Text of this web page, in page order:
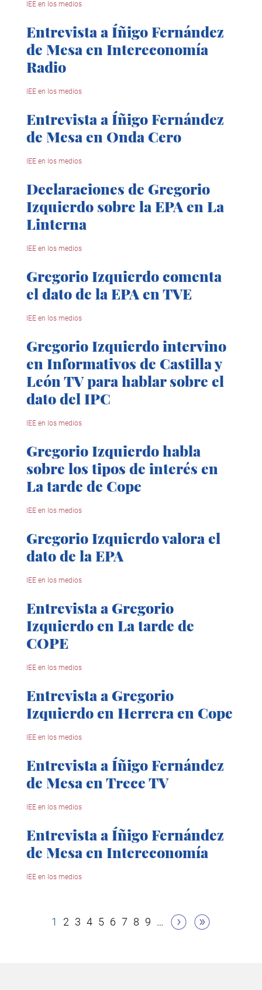
IEE en los medios
Entrevista a Íñigo Fernández
de Mesa en Intereconomía
Radio
IEE en los medios
Entrevista a Íñigo Fernández
de Mesa en Onda Cero
IEE en los medios
Declaraciones de Gregorio
Izquierdo sobre la EPA en La
Linterna
IEE en los medios
Gregorio Izquierdo comenta
el dato de la EPA en TVE
IEE en los medios
Gregorio Izquierdo intervino
en Informativos de Castilla y
León TV para hablar sobre el
dato del IPC
IEE en los medios
Gregorio Izquierdo habla
sobre los tipos de interés en
La tarde de Cope
IEE en los medios
Gregorio Izquierdo valora el
dato de la EPA
IEE en los medios
Entrevista a Gregorio
Izquierdo en La tarde de
COPE
IEE en los medios
Entrevista a Gregorio
Izquierdo en Herrera en Cope
IEE en los medios
Entrevista a Íñigo Fernández
de Mesa en Trece TV
IEE en los medios
Entrevista a Íñigo Fernández
de Mesa en Intereconomía
IEE en los medios
Paginación
Página
1 Página
2 Página
3 Página
4 Página
5 Página
6 Página
7 Página
8 Página
9 …